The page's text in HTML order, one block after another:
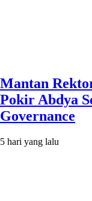
Mantan
Pokir Abdya
Governance
5 hari yang lalu